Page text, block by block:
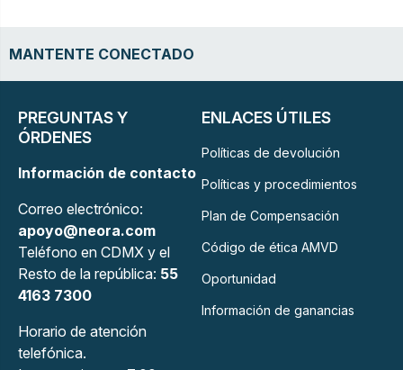
MANTENTE CONECTADO
PREGUNTAS Y
ÓRDENES
Información de contacto
Correo electrónico:
apoyo@neora.com
Teléfono en CDMX y el
Resto de la república: 55
4163 7300
Horario de atención
telefónica.
ENLACES ÚTILES
Políticas de devolución
Políticas y procedimientos
Plan de Compensación
Código de ética AMVD
Oportunidad
Información de ganancias